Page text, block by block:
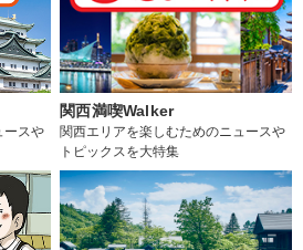
ースや
関西満喫Walker
関西エリアを楽しむためのニュースや
トピックスを大特集